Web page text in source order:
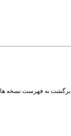
برگشت به فهرست نسخه ها